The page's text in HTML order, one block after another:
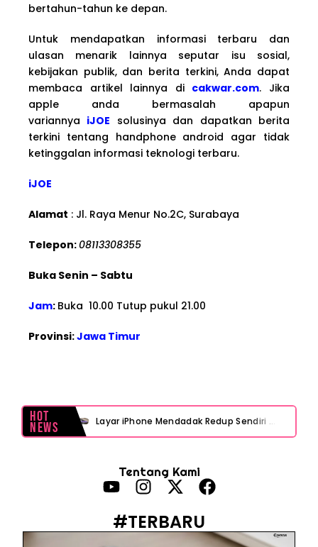
bertahun-tahun ke depan.
Untuk mendapatkan informasi terbaru dan
ulasan menarik lainnya seputar isu sosial,
kebijakan publik, dan berita terkini, Anda dapat
membaca artikel lainnya di cakwar.com. Jika
apple anda bermasalah apapun
variannya iJOE solusinya dan dapatkan berita
terkini tentang handphone android agar tidak
ketinggalan informasi teknologi terbaru.
iJOE
Alamat : Jl. Raya Menur No.2C, Surabaya
Telepon:08113308355
Buka Senin – Sabtu
Jam: Buka 10.00 Tutup pukul 21.00
Provinsi:Jawa Timur
Hot
News Layar iPhone Mendadak Redup Sendiri Padahal Auto-Brightness Mati? Ini Penyebab & Solusinya!
Prabowo Sebut ‘Londo Ireng’, Ray Rangkuti Desak DPR Bersikap, Ini Ulasan Politiknya
Tentang Kami
#TERBARU